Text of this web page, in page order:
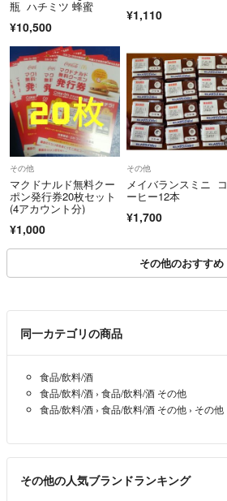
瓶 ハチミツ 蜂蜜
¥10,500
¥1,110
その他
マクドナルド無料クー
ポン発行券20枚セット
(4アカウント分)
¥1,000
その他
メイバランスミニ コ
ーヒー12本
¥1,700
その他のおすすめ
同一カテゴリの商品
食品/飲料/酒
食品/飲料/酒 › 食品/飲料/酒 その他
食品/飲料/酒 › 食品/飲料/酒 その他 › その他
その他の人気ブランドランキング